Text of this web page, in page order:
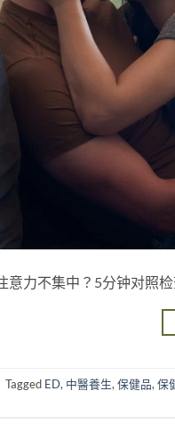
意力不集中？5分钟对照
Tagged ED, 中醫養生, 保健品, 保